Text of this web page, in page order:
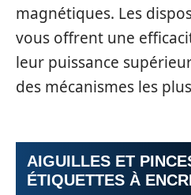
magnétiques. Les
vous offrent une
leur puissance
des mécanismes les
AIGUILLES ET
ÉTIQUETTES À